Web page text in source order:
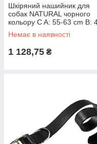
Шкіряний нашийник для
собак NATURAL чорного
кольору C A: 55-63 cm B:
mm
Немає в наявності
1 128,75 ₴